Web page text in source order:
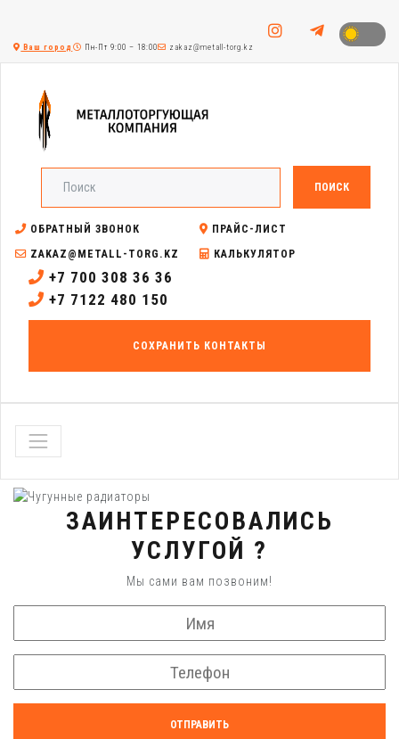
Ваш город Пн-Пт 9:00 – 18:00 zakaz@metall-torg.kz
ПОИСК
ОБРАТНЫЙ ЗВОНОК
ПРАЙС-ЛИСТ
ZAKAZ@METALL-TORG.KZ
КАЛЬКУЛЯТОР
+7 700 308 36 36
+7 7122 480 150
СОХРАНИТЬ КОНТАКТЫ
ЗАИНТЕРЕСОВАЛИСЬ
УСЛУГОЙ ?
Мы сами вам позвоним!
ОТПРАВИТЬ